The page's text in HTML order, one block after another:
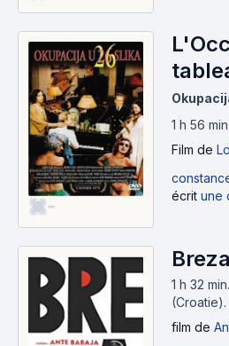
-
1 h 56 min
Film de
écrit une
1 h 32 min.
(Croatie).
film de